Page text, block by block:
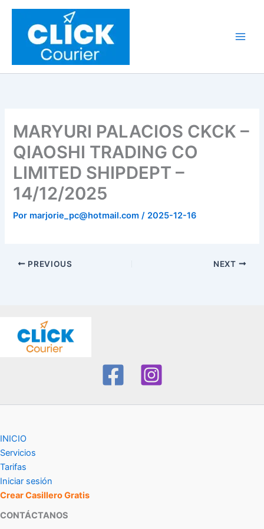
contenido
MARYURI PALACIOS CKCK –
QIAOSHI TRADING CO
LIMITED SHIPDEPT –
14/12/2025
Por marjorie_pc@hotmail.com/ 2025-12-16
PREVIOUS NEXT
INICIO
Servicios
Tarifas
Iniciar sesión
Crear Casillero Gratis
CONTÁCTANOS